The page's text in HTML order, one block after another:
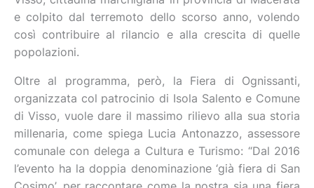
e colpito dal terremoto dello scorso anno, volendo
così contribuire al rilancio e alla crescita di quelle
popolazioni.
Oltre al programma, però, la Fiera di Ognissanti,
organizzata col patrocinio di Isola Salento e Comune
di Visso, vuole dare il massimo rilievo alla sua storia
millenaria, come spiega Lucia Antonazzo, assessore
comunale con delega a Cultura e Turismo: “Dal 2016
l’evento ha la doppia denominazione ‘già fiera di San